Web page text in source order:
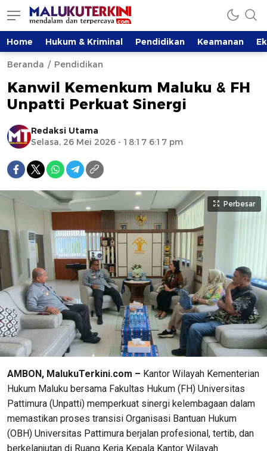
Home Hukum & Kriminal Pendidikan Keamanan
Beranda Pendidikan
Kanwil Kemenkum Maluku & FH
Unpatti Perkuat Sinergi
Redaksi Utama
Selasa, 26 Mei 2026 - 18:17 6:17 pm
Perbesar
AMBON, MalukuTerkini.com – Kantor Wilayah Kementerian
Hukum Maluku bersama Fakultas Hukum (FH) Universitas
Pattimura (Unpatti) memperkuat sinergi kelembagaan dalam
memastikan proses transisi Organisasi Bantuan Hukum
(OBH) Universitas Pattimura berjalan profesional, tertib, dan
berkelanjutan di Ruang Kerja Kepala Kantor Wilayah